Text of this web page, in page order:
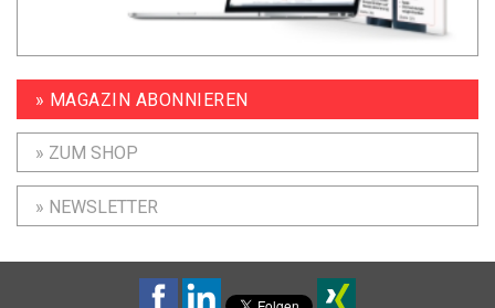
» MAGAZIN ABONNIEREN
» ZUM SHOP
» NEWSLETTER